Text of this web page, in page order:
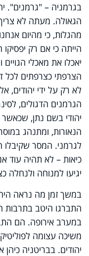
בגרמניה – "גרמנים".
הגאולה. מעתה לא
מהגלות, כי מהיום
הייתה כי אם רק
יאכלו את מאכלי
הצרפתי כצרפתים לכל
לא רק על ידי יהודים,
הגרמנים הדגולים,
יהודי בשם נתן,
הנאורות, ומתנהג
לגרמני. המסר שקיבלו
כיאות – לא תהיה עוד
יגיעו למנוחה ולנחלה
במשך זמן מה נראה
התברגו היטב בתרבות
במערב אירופה. הם
משיכה עצומה
יהודים. בבריטניה